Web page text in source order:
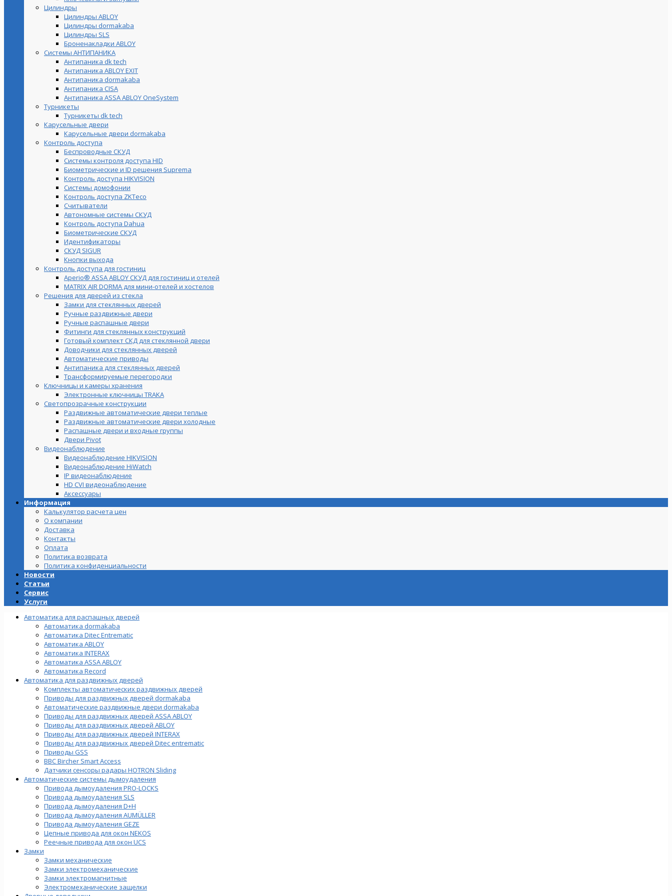
Цилиндры
Цилиндры ABLOY
Цилиндры dormakaba
Цилиндры SLS
Броненакладки ABLOY
Системы АНТИПАНИКА
Антипаника dk tech
Антипаника ABLOY EXIT
Антипаника dormakaba
Антипаника СISA
Антипаника ASSA ABLOY OneSystem
Турникеты
Турникеты dk tech
Карусельные двери
Карусельные двери dormakaba
Контроль доступа
Беспроводные СКУД
Системы контроля доступа HID
Биометрические и ID решения Suprema
Контроль доступа HIKVISION
Системы домофонии
Контроль доступа ZKTeco
Считыватели
Автономные системы СКУД
Контроль доступа Dahua
Биометрические СКУД
Идентификаторы
СКУД SIGUR
Кнопки выхода
Контроль доступа для гостиниц
Aperio® ASSA ABLOY СКУД для гостиниц и отелей
MATRIX AIR DORMA для мини-отелей и хостелов
Решения для дверей из стекла
Замки для стеклянных дверей
Ручные раздвижные двери
Ручные распашные двери
Фитинги для стеклянных конструкций
Готовый комплект СКД для стеклянной двери
Доводчики для стеклянных дверей
Автоматические приводы
Антипаника для стеклянных дверей
Трансформируемые перегородки
Ключницы и камеры хранения
Электронные ключницы TRAKA
Светопрозрачные конструкции
Раздвижные автоматические двери теплые
Раздвижные автоматические двери холодные
Распашные двери и входные группы
Двери Pivot
Видеонаблюдение
Видеонаблюдение HIKVISION
Видеонаблюдение HiWatch
IP видеонаблюдение
HD CVI видеонаблюдение
Аксессуары
Информация
Калькулятор расчета цен
О компании
Доставка
Контакты
Оплата
Политика возврата
Политика конфиденциальности
Новости
Статьи
Сервис
Услуги
Автоматика для распашных дверей
Автоматика dormakaba
Автоматика Ditec Entrematic
Автоматика ABLOY
Автоматика INTERAX
Автоматика ASSA ABLOY
Автоматика Record
Автоматика для раздвижных дверей
Комплекты автоматических раздвижных дверей
Приводы для раздвижных дверей dormakaba
Автоматические раздвижные двери dormakaba
Приводы для раздвижных дверей ASSA ABLOY
Приводы для раздвижных дверей ABLOY
Приводы для раздвижных дверей INTERAX
Приводы для раздвижных дверей Ditec entrematic
Приводы GSS
BBC Bircher Smart Access
Датчики сенсоры радары HOTRON Sliding
Автоматические системы дымоудаления
Привода дымоудаления PRO-LOCKS
Привода дымоудаления SLS
Привода дымоудаления D+H
Привода дымоудаления AUMÜLLER
Привода дымоудаления GEZE
Цепные привода для окон NEKOS
Реечные привода для окон UСS
Замки
Замки механические
Замки электромеханические
Замки электромагнитные
Электромеханические защелки